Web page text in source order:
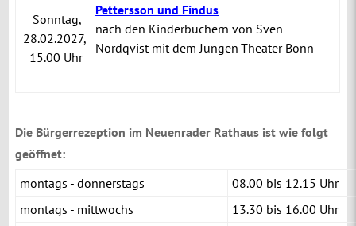
Sonntag,
28.02.2027,
15.00 Uhr
Pettersson und Findus
nach den Kinderbüchern von Sven
Nordqvist mit dem Jungen Theater Bonn
Die Bürgerrezeption im Neuenrader Rathaus ist wie folgt
geöffnet:
montags - donnerstags
08.00 bis 12.15 Uhr
montags - mittwochs
13.30 bis 16.00 Uhr